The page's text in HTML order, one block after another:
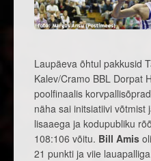
Laupäeva õhtul pakkusid
Kalev/Cramo BBL Dorpat
poolfinaalis
näha sai initsiatiivi võtmist
lisaaega ja kodupubliku
108:106 võitu. Bill Amis
21 punkti ja viie